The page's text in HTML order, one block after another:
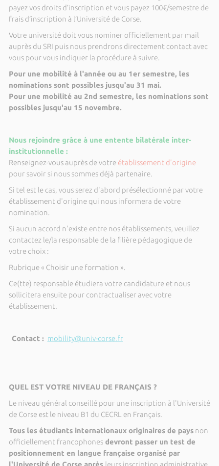
payez vos droits d’inscription et vous payez 100€/semestre de
frais d’inscription à l’Université de Corse.
Votre université doit vous nominer officiellement par mail
auprès du SRI puis nous prendrons directement contact avec
vous pour vous indiquer la procédure à suivre.
Pour une mobilité à l'année ou au 1er semestre, les
nominations sont possibles jusqu'au 31 mai.
Pour une mobilité au 2nd semestre, les nominations sont
possibles jusqu'au 15 novembre.
Nous rejoindre grâce à une entente bilatérale inter-
institutionnelle :
Renseignez-vous auprès de votre établissement d'origine
pour savoir si nous sommes déjà partenaire.
Si tel est le cas, vous serez d'abord présélectionné par votre
établissement d'origine qui nous informera de votre
nomination.
Si aucun accord n'existe entre nos établissements, veuillez
contactez le/la responsable de la filière pédagogique de
votre choix :
Rubrique « Choisir une formation ».
Ce(tte) responsable étudiera votre candidature et nous
sollicitera ensuite pour contractualiser avec votre
établissement.
Contact : mobility@univ-corse.fr
QUEL EST VOTRE NIVEAU DE FRANÇAIS ?
Le niveau général conseillé pour une inscription à l'Université
de Corse est le niveau B1 du CECRL en Français.
Tous les étudiants internationaux originaires de paysnon
officiellement francophonesdevront passer un test de
positionnement en langue française organisé par
l'Université de Corse après leurs inscription administrative